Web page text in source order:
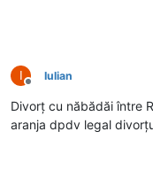
I
Deconectat
Iulian
Divorț cu năbădăi între
aranja dpdv legal